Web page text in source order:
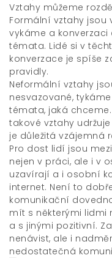
Vztahy můžeme
Formální vztahy jsou
vykáme a
témata. Lidé si v
konverzace je spíše
pravidly.
Neformální vztahy
nesvazované,
témata, jaká
takové vztahy
je důležitá vzájemná
Pro dost lidí jsou
nejen v práci, ale i v
uzavírají a i osobní
internet. Není to
komunikační
mít s některými lidmi
a s jinými pozitivní.
nenávist, ale i
nedostatečná